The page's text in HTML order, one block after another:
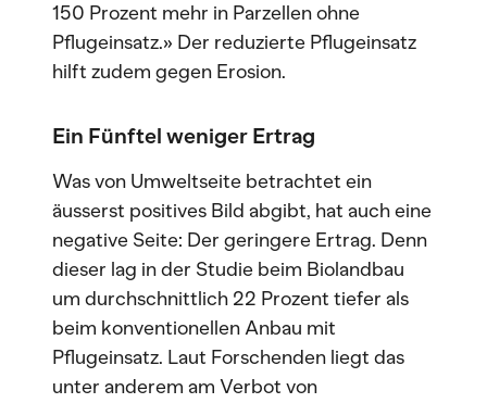
150 Prozent mehr in Parzellen ohne
Pflugeinsatz.» Der reduzierte Pflugeinsatz
hilft zudem gegen Erosion.
Ein Fünftel weniger Ertrag
Was von Umweltseite betrachtet ein
äusserst positives Bild abgibt, hat auch eine
negative Seite: Der geringere Ertrag. Denn
dieser lag in der Studie beim Biolandbau
um durchschnittlich 22 Prozent tiefer als
beim konventionellen Anbau mit
Pflugeinsatz. Laut Forschenden liegt das
unter anderem am Verbot von